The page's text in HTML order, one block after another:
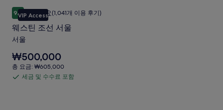
러
리
금
대
세
한
정
료
포
함
웨
스
틴
조
선
서
VIP Access
9.610점 만점 중 9.6점, 최고예요, (1,041개 이용 후기)
최고예요(1,041개 이용 후기)
웨스틴 조선 서울
서울
요
금
은
₩500,000
₩500,000
총
요
총 요금: ₩605,000
세
세금 및 수수료 포함
웨스틴 조선 서울